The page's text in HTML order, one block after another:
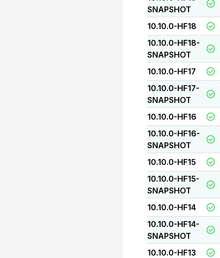
SNAPSHOT
10.10.0-HF18
10.10.0-HF18-
SNAPSHOT
10.10.0-HF17
10.10.0-HF17-
SNAPSHOT
10.10.0-HF16
10.10.0-HF16-
SNAPSHOT
10.10.0-HF15
10.10.0-HF15-
SNAPSHOT
10.10.0-HF14
10.10.0-HF14-
SNAPSHOT
10.10.0-HF13